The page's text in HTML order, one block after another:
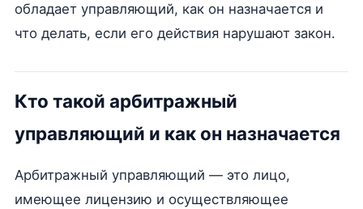
обладает управляющий, как он назначается и
что делать, если его действия нарушают закон.
Кто такой арбитражный
управляющий и как он назначается
Арбитражный управляющий — это лицо,
имеющее лицензию и осуществляющее